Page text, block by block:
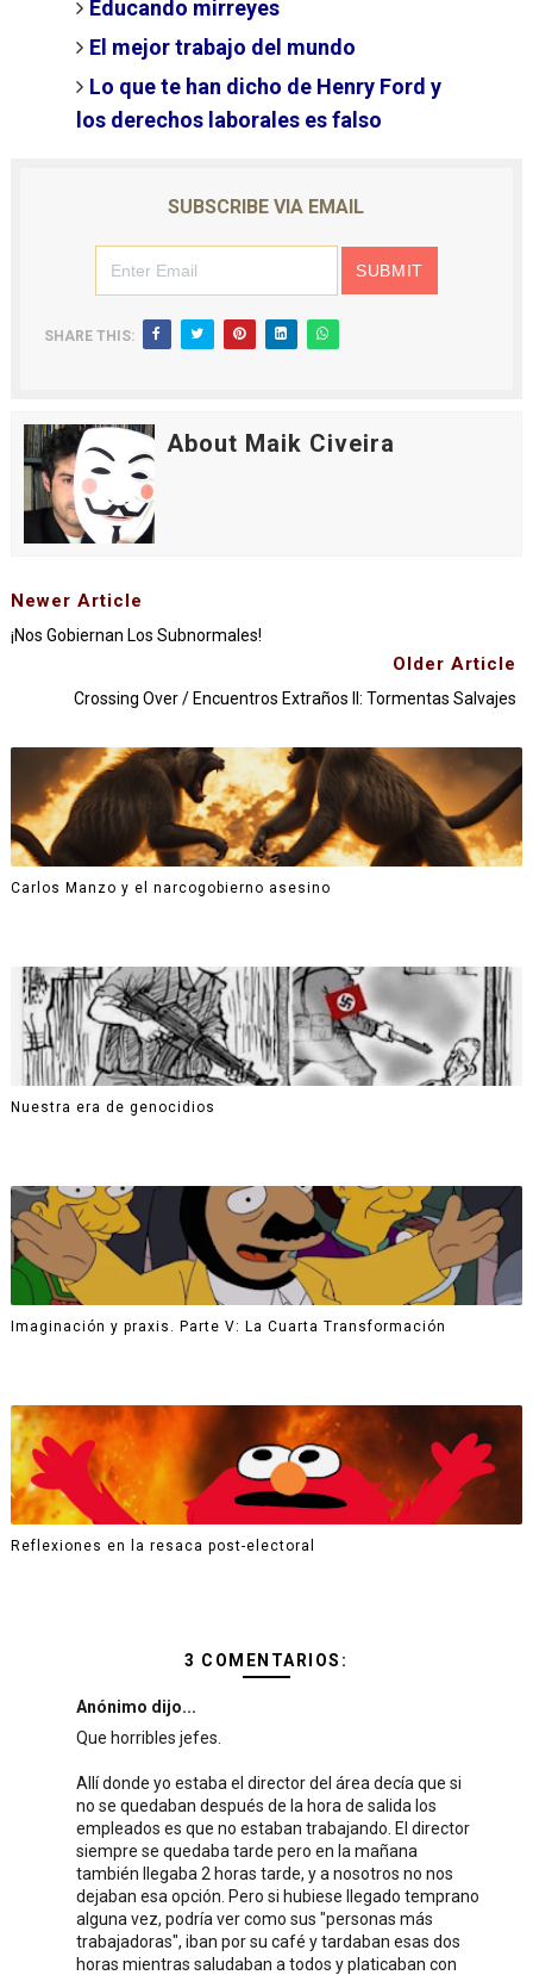
Educando mirreyes
El mejor trabajo del mundo
Lo que te han dicho de Henry Ford y
los derechos laborales es falso
SUBSCRIBE VIA EMAIL
SHARE THIS:
About Maik Civeira
Newer Article
¡Nos Gobiernan Los Subnormales!
Older Article
Crossing Over / Encuentros Extraños II: Tormentas Salvajes
Carlos Manzo y el narcogobierno asesino
Nuestra era de genocidios
Imaginación y praxis. Parte V: La Cuarta Transformación
Reflexiones en la resaca post-electoral
3 COMENTARIOS:
Anónimo dijo...
Que horribles jefes.
Allí donde yo estaba el director del área decía que si
no se quedaban después de la hora de salida los
empleados es que no estaban trabajando. El director
siempre se quedaba tarde pero en la mañana
también llegaba 2 horas tarde, y a nosotros no nos
dejaban esa opción. Pero si hubiese llegado temprano
alguna vez, podría ver como sus "personas más
trabajadoras", iban por su café y tardaban esas dos
horas mientras saludaban a todos y platicaban con